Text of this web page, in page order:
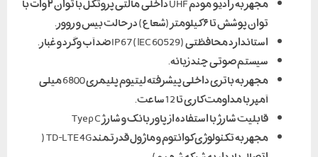
مجهز به رادیو مودم UHF داخلی مالتی پروتکل با توان ۲ وات با
توان پوشش تا ۶ کیلومتر (شعاع) در حالت بیس و روور.
استاندارد محافظتی IP67 (lEC 60529) ضد آب و گرد و غبار.
سیستم صوتی چند زبانه.
مجهز به باتری داخلی پیشرفته لیتیوم پلیمری 6800 میلی
آمپر با مداومت کاری تا 12 ساعت.
قابلیت شارژ با استفاده از پاور بانک و شارژ Tyep C
مجهز به تکنولوژی کوانتوم و ماژول قدرتمند TD-LTE 4G (